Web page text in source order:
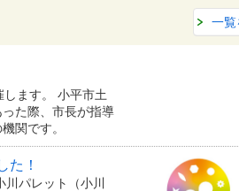
一覧
ます。 小平市土
た際、市長が指導
関です。
た！
パレット（小川